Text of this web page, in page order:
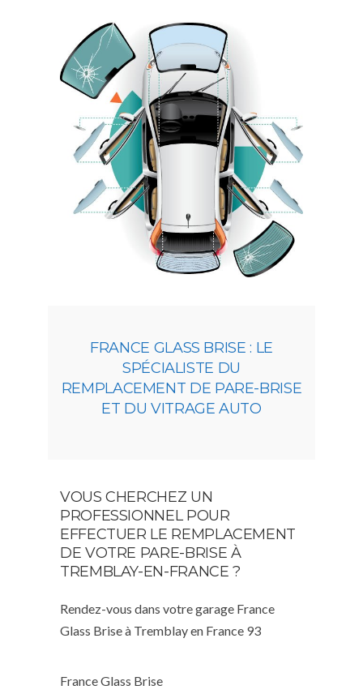
FRANCE GLASS BRISE : LE
SPÉCIALISTE DU
REMPLACEMENT DE PARE-BRISE
ET DU VITRAGE AUTO
VOUS CHERCHEZ UN
PROFESSIONNEL POUR
EFFECTUER LE REMPLACEMENT
DE VOTRE PARE-BRISE À
TREMBLAY-EN-FRANCE ?
Rendez-vous dans votre garage France
Glass Brise à Tremblay en France 93
France Glass Brise